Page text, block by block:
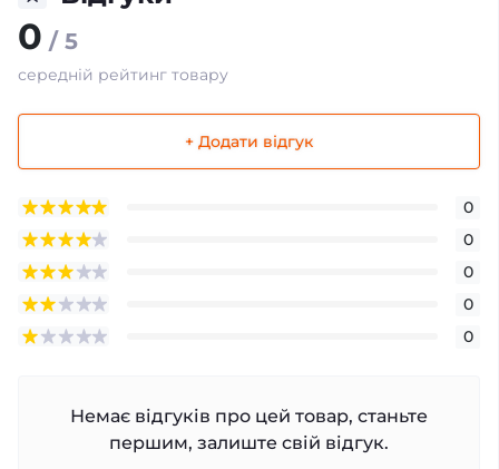
0 / 5
середній рейтинг товару
+ Додати відгук
0
0
0
0
0
Немає відгуків про цей товар, станьте
першим, залиште свій відгук.